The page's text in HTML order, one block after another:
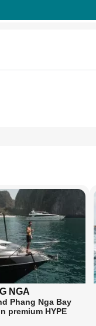
NGA
Phang Nga Bay
premium HYPE